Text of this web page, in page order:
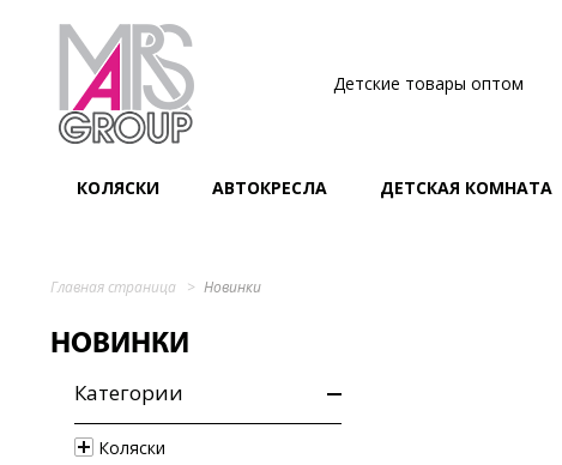
Детские товары оптом
КОЛЯСКИ АВТОКРЕСЛА ДЕТСКАЯ КОМНАТА
Главная страница Новинки
НОВИНКИ
Категории
Коляски